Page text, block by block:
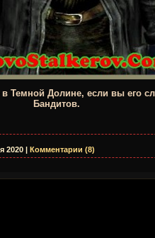
Темной Долине, если вы его
Бандитов.
2020 | Комментарии (8)